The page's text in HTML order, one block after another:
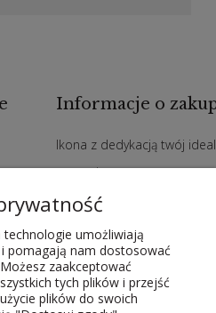
Informacje o
Ikona z dedykacją twój
prezent
Indywidualne zamowienia
Kody rabatowe
Regulamin
Odstąpienie od umowy
technologie umożliwiają
pomagają nam dostosować
zaakceptować
tych plików i przejść
plików do swoich